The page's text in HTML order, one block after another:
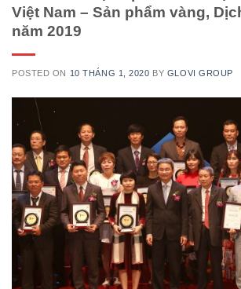
Việt Nam – Sản phẩm vàng,
năm 2019
POSTED ON 10 THÁNG 1, 2020 BY GLOVI GROUP